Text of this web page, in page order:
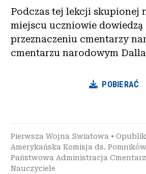
Podczas tej lekcji skupionej
miejscu uczniowie dowiedzą
przeznaczeniu cmentarzy
cmentarzu narodowym
POBIERAĆ
Pierwsza Wojna Swiatowa •
Amerykańska Komisja ds.
Państwowa Administracja
Nauczyciele